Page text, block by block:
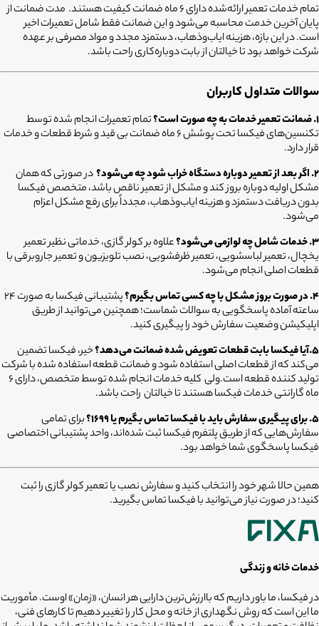
تمام خدمات تعمیر ارائه‌شده دارای ۶ ماه ضمانت کیفیت هستند. مدت ضمانت از
پایان آخرین خدمت محاسبه می‌شود و این ضمانت فقط شامل تعمیرات اخیر
است. در این بازه، هزینه ایاب‌وذهاب، دستمزد مجدد و مواد مصرفی بر عهده
شرکت خواهد بود تا خیالتان از بابت دوباره‌کاری راحت باشد.
سوالات متداول کاربران
۱. ضمانت تعمیر خدمات به چه صورت است؟
تمام تعمیرات انجام شده توسط
تکنسین‌های فیکسا تحت پوشش ۶ ماه ضمانت بی قید و شرط قطعات و خدمات
قرار دارد.
۲. اگر بعد از تعمیر دوباره دستگاه خراب شود چه می‌شود؟
در صورتی که همان
مشکل اولیه دوباره بروز کند و مشکل از تعمیر ناقص باشد، متخصص فیکسا
بدون دریافت دستمزد و هزینه ایاب‌وذهاب، مجدداً برای رفع مشکل اعزام
می‌شود.
۳. خدمات شامل چه لوازمی می‌شود؟
علاوه بر کولر گازی، خدماتی نظیر تعمیر
یخچال، تعمیر لباسشویی، تعمیر ظرفشویی، نصب تلویزیون و تعمیر جاروبرقی با
قطعات اصلی انجام می‌شود.
۴. در صورت بروز مشکل با چه کسی تماس بگیرم؟
پشتیبانی فیکسا به صورت ۲۴
ساعته آماده پاسخگویی به سوالات شماست؛ همچنین می‌توانید از طریق
اپلیکیشن وضعیت سفارش خود را پیگیری کنید.
5.آیا فیکسا بابت قطعات تعویض شده ضمانت می‌دهد؟
خیر، فیکسا تضمین
می‌کند که از قطعات اصلی استفاده شود و ضمانت قطعه استفاده شده با شرکت
تولید کننده قطعه است.ولی کلیه خدمات انجام شده توسط متخصص، دارای ۶
ماه گارانتی خدمات فیکسا هستند تا خیالتان راحت باشد.
۵. برای پیگیری سفارش باید با فیکسا تماس بگیرم یا ۱۶۹۹؟
برای تمامی
سفارش‌هایی که از طریق پلتفرم فیکسا ثبت شده‌اند، واحد پشتیبانی اختصاصی
فیکسا پاسخگوی شما خواهد بود.
همین حالا شهر خود را انتخاب کنید و سفارش نصب یا تعمیر کولر گازی را ثبت
کنید؛ در صورت نیاز می‌توانید با فیکسا تماس بگیرید.
خدمات خانه و زندگی
در فیکسا، ما باور داریم که باارزش‌ترین دارایی هر انسان، «زمان» اوست. مأموریت
ما این است که روش نگهداری از خانه و محل کار را تغییر دهیم تا کارهای فنی،